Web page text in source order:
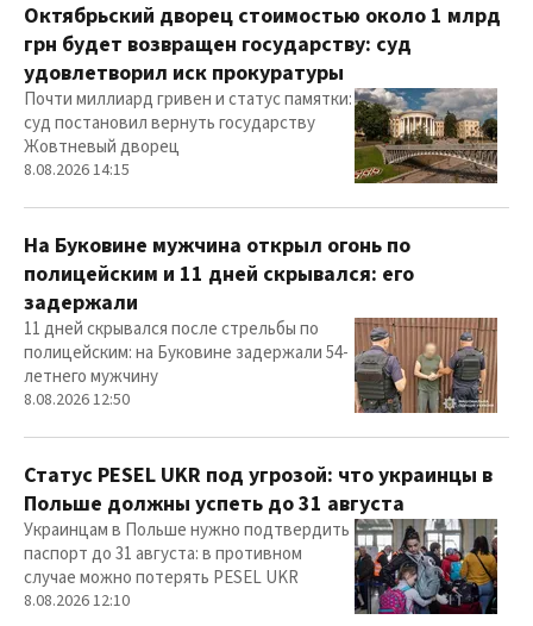
Октябрьский дворец стоимостью около 1 млрд
грн будет возвращен государству: суд
удовлетворил иск прокуратуры
Почти миллиард гривен и статус памятки:
суд постановил вернуть государству
Жовтневый дворец
8.08.2026 14:15
На Буковине мужчина открыл огонь по
полицейским и 11 дней скрывался: его
задержали
11 дней скрывался после стрельбы по
полицейским: на Буковине задержали 54-
летнего мужчину
8.08.2026 12:50
Статус PESEL UKR под угрозой: что украинцы в
Польше должны успеть до 31 августа
Украинцам в Польше нужно подтвердить
паспорт до 31 августа: в противном
случае можно потерять PESEL UKR
8.08.2026 12:10